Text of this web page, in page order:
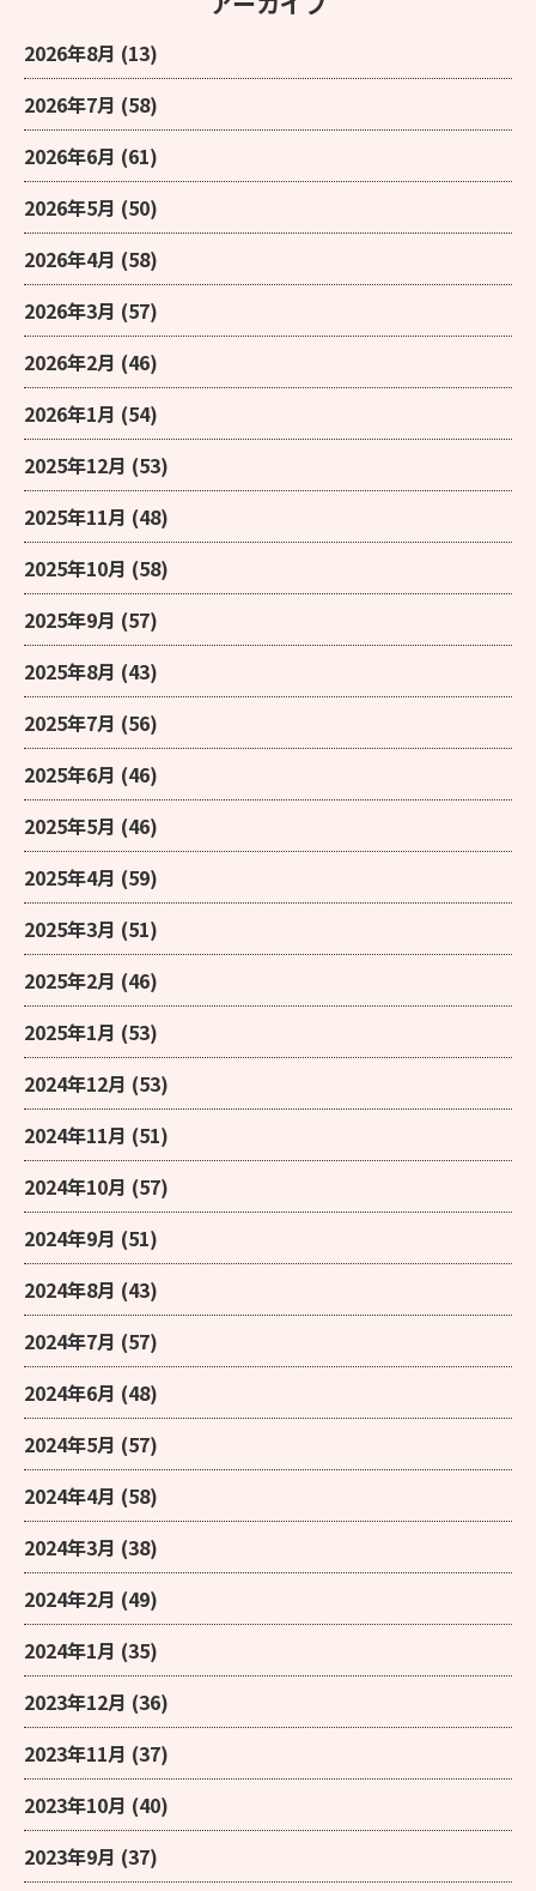
2026年8月 (13)
2026年7月 (58)
2026年6月 (61)
2026年5月 (50)
2026年4月 (58)
2026年3月 (57)
2026年2月 (46)
2026年1月 (54)
2025年12月 (53)
2025年11月 (48)
2025年10月 (58)
2025年9月 (57)
2025年8月 (43)
2025年7月 (56)
2025年6月 (46)
2025年5月 (46)
2025年4月 (59)
2025年3月 (51)
2025年2月 (46)
2025年1月 (53)
2024年12月 (53)
2024年11月 (51)
2024年10月 (57)
2024年9月 (51)
2024年8月 (43)
2024年7月 (57)
2024年6月 (48)
2024年5月 (57)
2024年4月 (58)
2024年3月 (38)
2024年2月 (49)
2024年1月 (35)
2023年12月 (36)
2023年11月 (37)
2023年10月 (40)
2023年9月 (37)